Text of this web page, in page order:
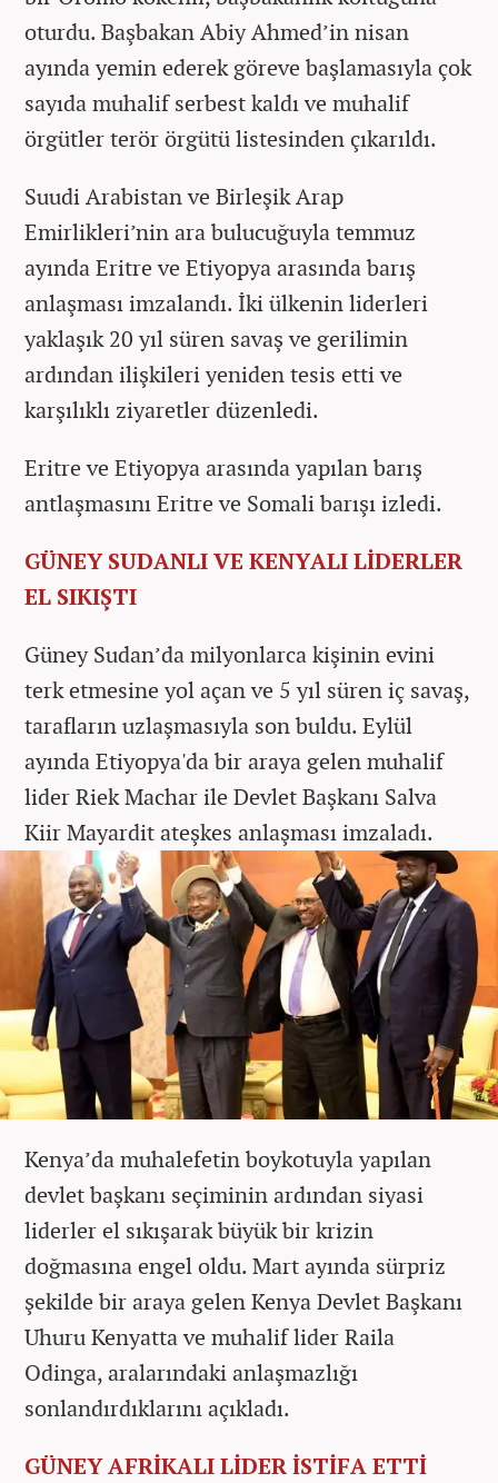
oturdu. Başbakan Abiy Ahmed’in nisan
ayında yemin ederek göreve başlamasıyla çok
sayıda muhalif serbest kaldı ve muhalif
örgütler terör örgütü listesinden çıkarıldı.
Suudi Arabistan ve Birleşik Arap
Emirlikleri’nin ara bulucuğuyla temmuz
ayında Eritre ve Etiyopya arasında barış
anlaşması imzalandı. İki ülkenin liderleri
yaklaşık 20 yıl süren savaş ve gerilimin
ardından ilişkileri yeniden tesis etti ve
karşılıklı ziyaretler düzenledi.
Eritre ve Etiyopya arasında yapılan barış
antlaşmasını Eritre ve Somali barışı izledi.
GÜNEY SUDANLI VE KENYALI LİDERLER
EL SIKIŞTI
Güney Sudan’da milyonlarca kişinin evini
terk etmesine yol açan ve 5 yıl süren iç savaş,
tarafların uzlaşmasıyla son buldu. Eylül
ayında Etiyopya'da bir araya gelen muhalif
lider Riek Machar ile Devlet Başkanı Salva
Kiir Mayardit ateşkes anlaşması imzaladı.
Kenya’da muhalefetin boykotuyla yapılan
devlet başkanı seçiminin ardından siyasi
liderler el sıkışarak büyük bir krizin
doğmasına engel oldu. Mart ayında sürpriz
şekilde bir araya gelen Kenya Devlet Başkanı
Uhuru Kenyatta ve muhalif lider Raila
Odinga, aralarındaki anlaşmazlığı
sonlandırdıklarını açıkladı.
GÜNEY AFRİKALI LİDER İSTİFA ETTİ